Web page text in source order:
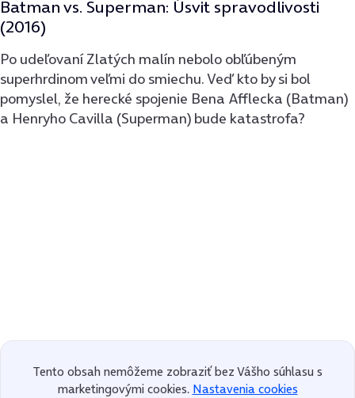
Batman vs. Superman: Úsvit spravodlivosti
(2016)
Po udeľovaní Zlatých malín nebolo obľúbeným
superhrdinom veľmi do smiechu. Veď kto by si bol
pomyslel, že herecké spojenie Bena Afflecka (Batman)
a Henryho Cavilla (Superman) bude katastrofa?
Tento obsah nemôžeme zobraziť bez Vášho súhlasu s
marketingovými cookies. Nastavenia cookies